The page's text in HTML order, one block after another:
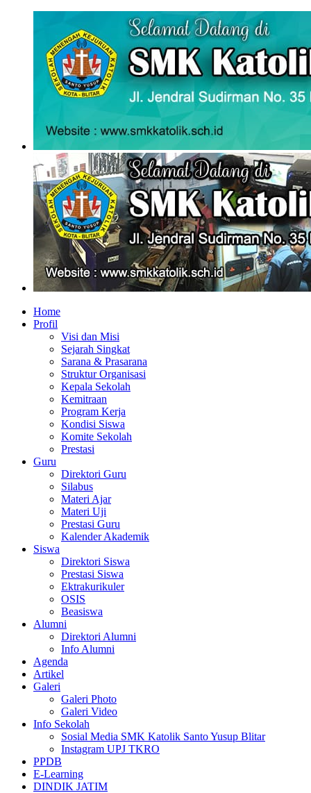
Home
Profil
Visi dan Misi
Sejarah Singkat
Sarana & Prasarana
Struktur Organisasi
Kepala Sekolah
Kemitraan
Program Kerja
Kondisi Siswa
Komite Sekolah
Prestasi
Guru
Direktori Guru
Silabus
Materi Ajar
Materi Uji
Prestasi Guru
Kalender Akademik
Siswa
Direktori Siswa
Prestasi Siswa
Ektrakurikuler
OSIS
Beasiswa
Alumni
Direktori Alumni
Info Alumni
Agenda
Artikel
Galeri
Galeri Photo
Galeri Video
Info Sekolah
Sosial Media SMK Katolik Santo Yusup Blitar
Instagram UPJ TKRO
PPDB
E-Learning
DINDIK JATIM